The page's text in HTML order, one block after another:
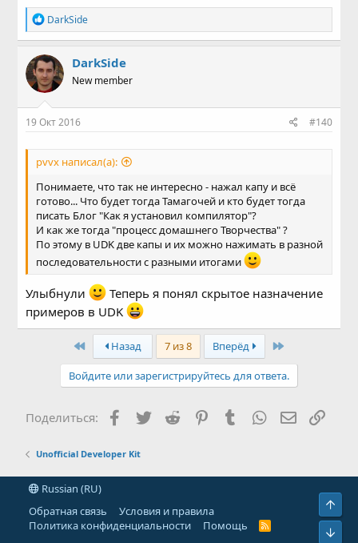
Р
е
а
к
ц
и
и
:
DarkSide
DarkSide
New member
19 Окт 2016 #140
pvvx написал(а):
Понимаете, что так не интересно - нажал капу и всё
готово... Что будет тогда Тамагочей и кто будет тогда
писать Блог "Как я установил компилятор"?
И как же тогда "процесс домашнего Творчества" ?
По этому в UDK две капы и их можно нажимать в разной
последовательности с разными итогами
Улыбнули
Теперь я понял скрытое назначение
примеров в UDK
First Назад 7 из 8 Вперёд Last
Войдите или зарегистрируйтесь для ответа.
Поделиться: Facebook
TwitterReddit PinterestTumblrWhatsApp
Unofficial Developer Kit
Russian (RU)
Обратная связь
Условия и правила
Политика конфиденциальности
Помощь
R